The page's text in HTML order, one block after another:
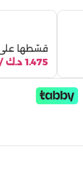
قسّطها على 4
1.475 د.ك /شهر